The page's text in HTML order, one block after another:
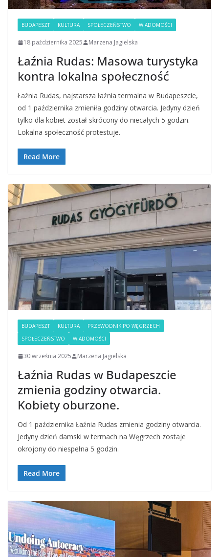
BUDAPESZT KULTURA SPOŁECZEŃSTWO WIADOMOŚCI
18 października 2025 Marzena Jagielska
Łaźnia Rudas: Masowa turystyka
kontra lokalna społeczność
Łaźnia Rudas, najstarsza łaźnia termalna w Budapeszcie,
od 1 października zmieniła godziny otwarcia. Jedyny dzień
tylko dla kobiet został skrócony do niecałych 5 godzin.
Lokalna społeczność protestuje.
Read More
BUDAPESZT KULTURA
PRZEWODNIK PO WĘGRZECH
SPOŁECZEŃSTWO
WIADOMOŚCI
30 września 2025 Marzena Jagielska
Łaźnia Rudas w Budapeszcie
zmienia godziny otwarcia.
Kobiety oburzone.
Od 1 października Łaźnia Rudas zmienia godziny otwarcia.
Jedyny dzień damski w termach na Węgrzech zostaje
okrojony do niespełna 5 godzin.
Read More